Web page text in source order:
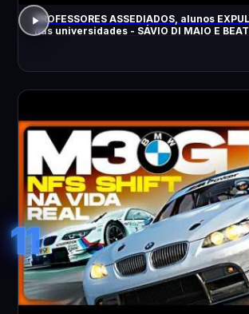
PROFESSORES ASSEDIADOS, alunos
nas universidades - SÁVIO DI MAIO E
11